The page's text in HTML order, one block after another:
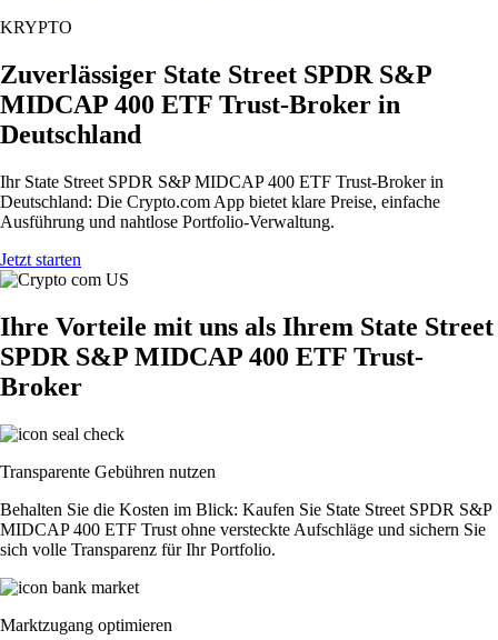
KRYPTO
Zuverlässiger State Street SPDR S&P
MIDCAP 400 ETF Trust-Broker in
Deutschland
Ihr State Street SPDR S&P MIDCAP 400 ETF Trust-Broker in
Deutschland: Die Crypto.com App bietet klare Preise, einfache
Ausführung und nahtlose Portfolio-Verwaltung.
Jetzt starten
Ihre Vorteile mit uns als Ihrem State Street
SPDR S&P MIDCAP 400 ETF Trust-
Broker
Transparente Gebühren nutzen
Behalten Sie die Kosten im Blick: Kaufen Sie State Street SPDR S&P
MIDCAP 400 ETF Trust ohne versteckte Aufschläge und sichern Sie
sich volle Transparenz für Ihr Portfolio.
Marktzugang optimieren